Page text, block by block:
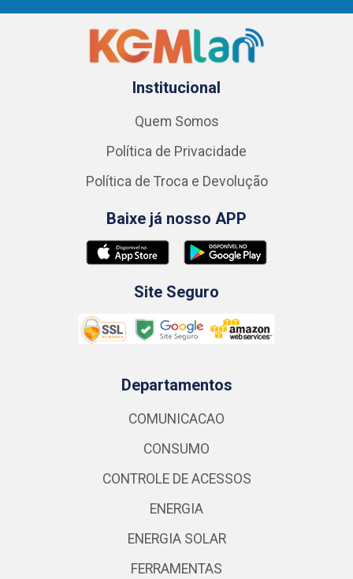
Institucional
Quem Somos
Política de Privacidade
Política de Troca e Devolução
Baixe já nosso APP
Site Seguro
Departamentos
COMUNICACAO
CONSUMO
CONTROLE DE ACESSOS
ENERGIA
ENERGIA SOLAR
FERRAMENTAS